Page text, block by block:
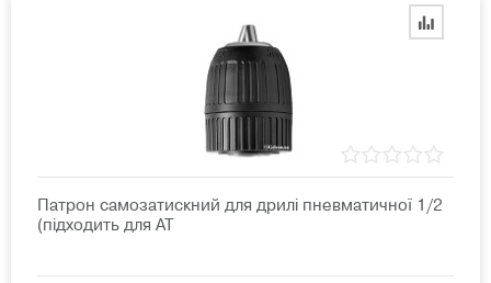
Патрон самозатискний для дрилі пневматичної 1/2
(підходить для AT